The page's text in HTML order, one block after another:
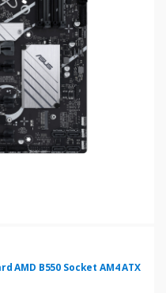
AMD B550 Socket AM4 ATX